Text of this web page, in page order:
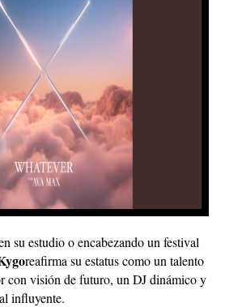
su estudio o encabezando un festival
reafirma su estatus como un talento
con visión de futuro, un DJ dinámico y
influyente.